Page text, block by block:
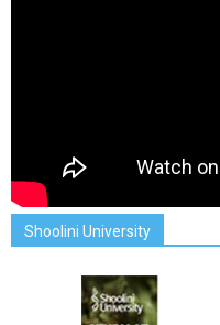
Shoolini University